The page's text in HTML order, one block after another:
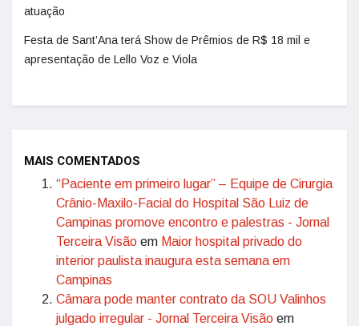
atuação
Festa de Sant’Ana terá Show de Prêmios de R$ 18 mil e
apresentação de Lello Voz e Viola
MAIS COMENTADOS
“Paciente em primeiro lugar” – Equipe de Cirurgia
Crânio-Maxilo-Facial do Hospital São Luiz de
Campinas promove encontro e palestras - Jornal
Terceira Visão em Maior hospital privado do
interior paulista inaugura esta semana em
Campinas
Câmara pode manter contrato da SOU Valinhos
julgado irregular - Jornal Terceira Visão em